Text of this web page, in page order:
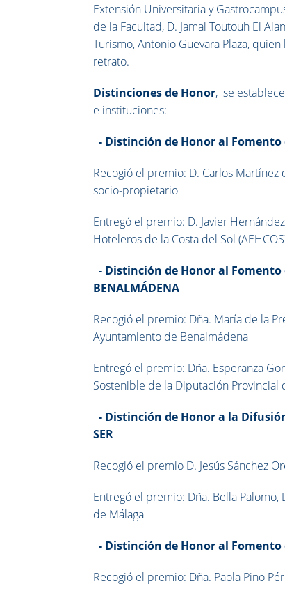
Extensión Universitaria y
de la Facultad, D. Jamal Toutouh El
Turismo, Antonio Guevara Plaza,
retrato.
Distinciones de Honor, se
e instituciones:
- Distinción de Honor al
Recogió el premio: D. Carlos
socio-propietario
Entregó el premio: D. Javier
Hoteleros de la Costa del Sol
- Distinción de Honor al Fomento
BENALMÁDENA
Recogió el premio: Dña. María de la
Ayuntamiento de Benalmádena
Entregó el premio: Dña. Esperanza
Sostenible de la Diputación Provincial
- Distinción de Honor a la Difusión
SER
Recogió el premio D. Jesús Sánchez
Entregó el premio: Dña. Bella
de Málaga
- Distinción de Honor al Fomento
Recogió el premio: Dña. Paola Pino